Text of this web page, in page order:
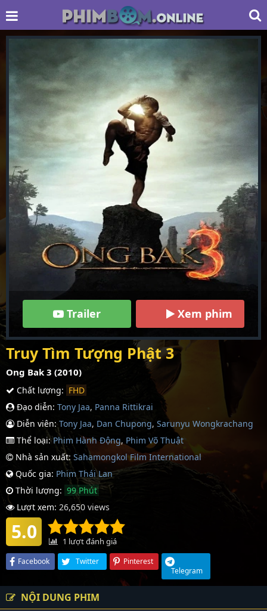
Trailer Xem phim
Truy Tìm Tượng Phật 3
Ong Bak 3 (2010)
Chất lượng: FHD
Đạo diễn: Tony Jaa, Panna Rittikrai
Diễn viên: Tony Jaa, Dan Chupong, Sarunyu Wongkrachang
Thể loại: Phim Hành Động, Phim Võ Thuật
Nhà sản xuất: Sahamongkol Film International
Quốc gia: Phim Thái Lan
Thời lượng: 99 Phút
Lượt xem: 26,650 views
5.0 1 lượt đánh giá
Facebook Twitter
Pinterest
Telegram
NỘI DUNG PHIM